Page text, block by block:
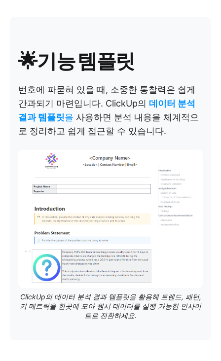
🌟기능 템플릿
번호에 파묻혀 있을 때, 소중한 통찰력은 쉽게
간과되기 마련입니다. ClickUp의 데이터 분석
결과 템플릿을 사용하면 분석 내용을 체계적으
로 정리하고 쉽게 접근할 수 있습니다.
ClickUp의 데이터 분석 결과 템플릿을 활용해 트렌드, 패턴,
키 메트릭을 한곳에 모아 원시 데이터를 실행 가능한 인사이
트로 전환하세요.